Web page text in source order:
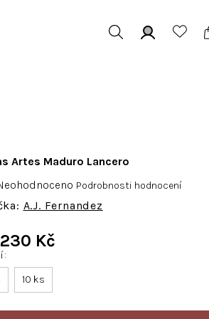
A.J. Fernandez
Artes Maduro Lancero
Podrobnosti hodnocení
10 ks
230 Kč